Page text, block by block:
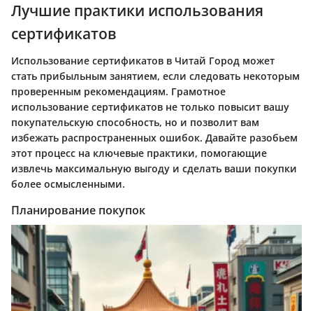
Лучшие практики использования
сертификатов
Использование сертификатов в Читай Город может
стать прибыльным занятием, если следовать некоторым
проверенным рекомендациям. Грамотное
использование сертификатов не только повысит вашу
покупательскую способность, но и позволит вам
избежать распространенных ошибок. Давайте разобьем
этот процесс на ключевые практики, помогающие
извлечь максимальную выгоду и сделать ваши покупки
более осмысленными.
Планирование покупок